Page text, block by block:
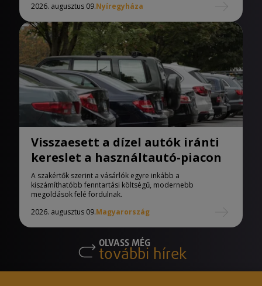
2026. augusztus 09.Nyíregyháza
Visszaesett a dízel autók iránti
kereslet a használtautó-piacon
A szakértők szerint a vásárlók egyre inkább a
kiszámíthatóbb fenntartási költségű, modernebb
megoldások felé fordulnak.
2026. augusztus 09.Magyarország
OLVASS MÉG
további hírek